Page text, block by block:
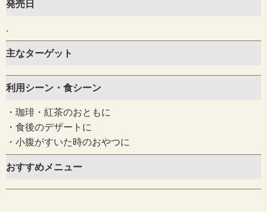
発売日
.
主なターゲット
利用シーン・食シーン
・珈琲・紅茶のおともに
・食後のデザートに
・小腹がすいた時のおやつに
おすすめメニュー